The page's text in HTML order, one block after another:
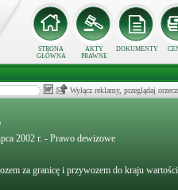
STRONA
GŁÓWNA
AKTY
PRAWNE
DOKUMENTY
Wyłącz reklamy, przeglądaj
2002 r. - Prawo dewizowe
za granicę i przywozem do kraju